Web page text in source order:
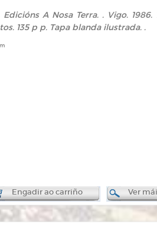
A Nosa Terra. . Vigo. 1986.
135 p p. Tapa blanda ilustrada. .
Engadir ao carriño Ver